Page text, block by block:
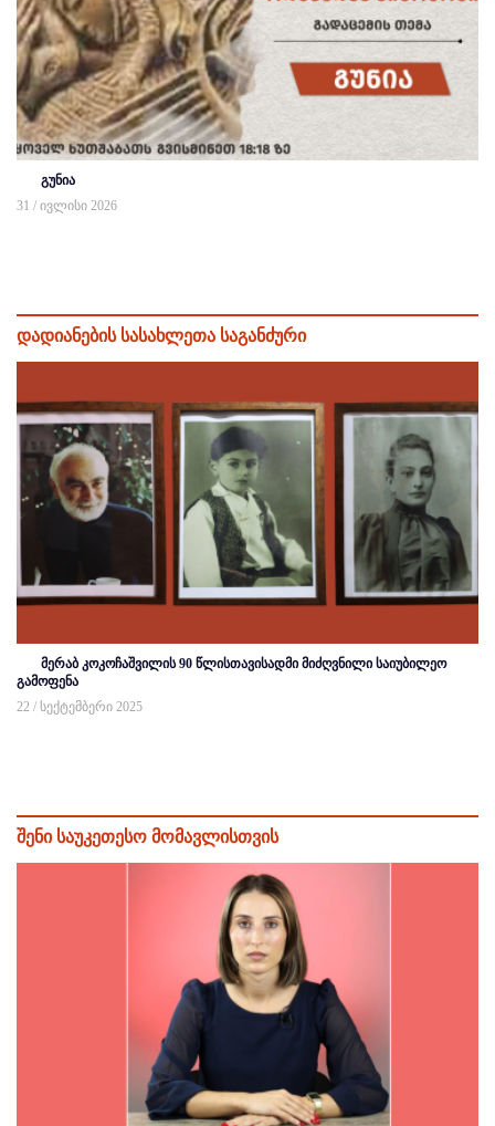
გუნია
31 / ივლისი 2026
დადიანების სასახლეთა საგანძური
მერაბ კოკოჩაშვილის 90 წლისთავისადმი მიძღვნილი საიუბილეო
გამოფენა
22 / სექტემბერი 2025
შენი საუკეთესო მომავლისთვის